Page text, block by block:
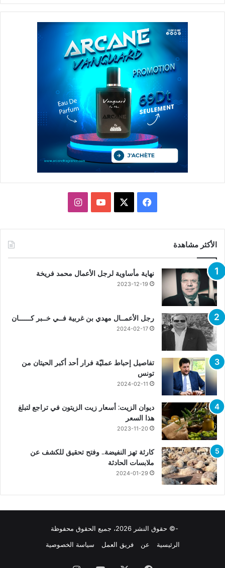
فيسبوك يوتيوبانستقرام
الأكثر مشاهدة
نهاية مأساوية لرجل الأعمال محمد فريخة
2023-12-19
رجل الأعمــال مهدي بن غربية فــي خــبر كــــــان
2024-02-17
تفاصيل إحباط عمليّة فرار أحد أكبر الحيتان من
تونس
2024-02-11
ديوان الزيت: أسعار زيت الزيتون في تراجع لتبلغ
هذا السعر
2023-11-20
كارثة تهز النفيضة.. وفتح تحقيق للكشف عن
ملابسات الحادثة
2024-01-29
-© حقوق النشر 2026، جميع الحقوق محفوظة
الرئيسية
عن فريق العمل سياسة الخصوصية